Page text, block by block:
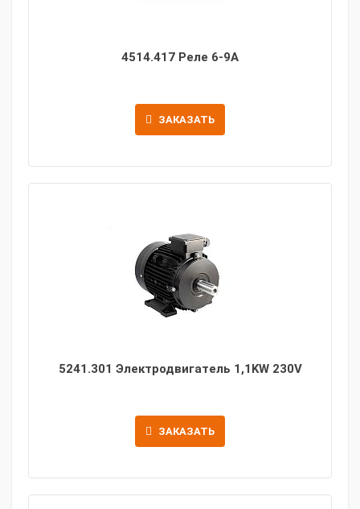
4514.417 Реле 6-9А
ЗАКАЗАТЬ
5241.301 Электродвигатель 1,1KW 230V
ЗАКАЗАТЬ